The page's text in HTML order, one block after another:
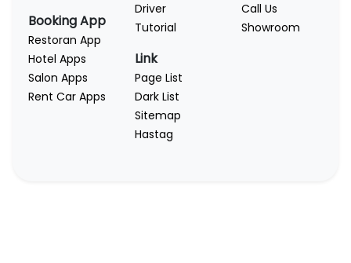
Booking App
Restoran App
Hotel Apps
Salon Apps
Rent Car Apps
Driver
Tutorial
Link
Page List
Dark List
Sitemap
Hastag
Call Us
Showroom